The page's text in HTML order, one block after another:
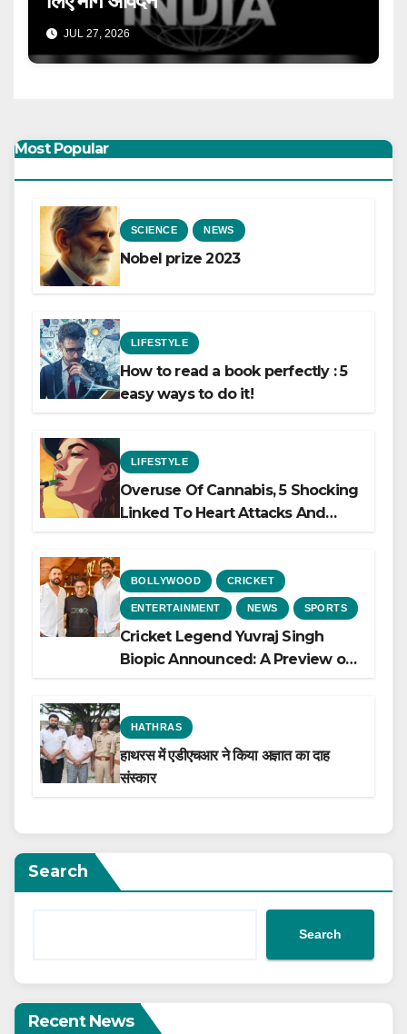
JUL 27, 2026
Most Popular
SCIENCE NEWS
Nobel prize 2023
LIFESTYLE
How to read a book perfectly : 5
easy ways to do it!
LIFESTYLE
Overuse Of Cannabis, 5 Shocking
Linked To Heart Attacks And
BOLLYWOOD CRICKET
ENTERTAINMENT NEWS SPORTS
Cricket Legend Yuvraj Singh
Biopic Announced: A Preview of
HATHRAS
हाथरस में एडीएचआर ने किया अज्ञात का दाह
संस्कार
Search
Search
Recent News